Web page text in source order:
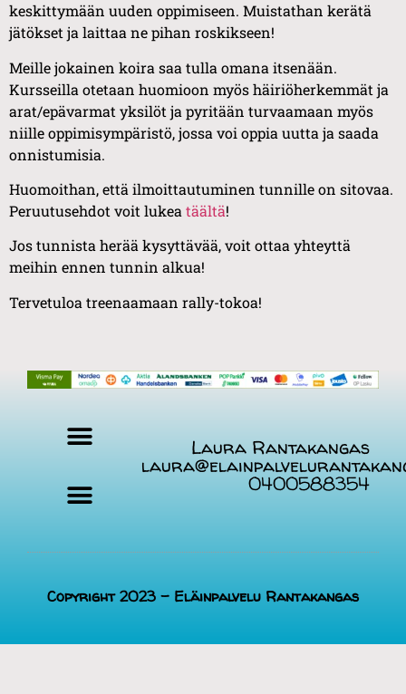
keskittymään uuden oppimiseen. Muistathan kerätä
jätökset ja laittaa ne pihan roskikseen!
Meille jokainen koira saa tulla omana itsenään.
Kursseilla otetaan huomioon myös häiriöherkemmät ja
arat/epävarmat yksilöt ja pyritään turvaamaan myös
niille oppimisympäristö, jossa voi oppia uutta ja saada
onnistumisia.
Huomoithan, että ilmoittautuminen tunnille on sitovaa.
Peruutusehdot voit lukea täältä!
Jos tunnista herää kysyttävää, voit ottaa yhteyttä
meihin ennen tunnin alkua!
Tervetuloa treenaamaan rally-tokoa!
Laura Rantakangas
0400588354
Copyright 2023 - Eläinpalvelu Rantakangas